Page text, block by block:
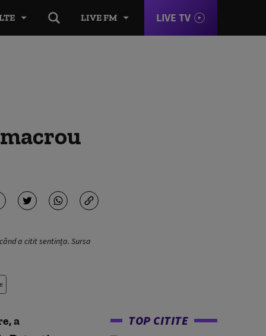
LIVE FM LIVE TV
a citit sentința. Sursa
a
TOP CITITE